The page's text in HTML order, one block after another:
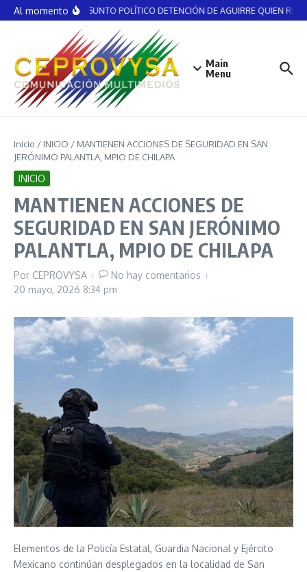
Saltar al contenido
Al momentoNO ES ASUNTO POLÍTICO DETENCIÓN DE AGUIRRE QUIEN
Main
Menu
Inicio / INICIO / MANTIENEN ACCIONES DE SEGURIDAD EN SAN
JERÓNIMO PALANTLA, MPIO DE CHILAPA
INICIO
MANTIENEN ACCIONES DE
SEGURIDAD EN SAN JERÓNIMO
PALANTLA, MPIO DE CHILAPA
Por CEPROVYSA
No hay comentarios
20 mayo, 2026 8:34 pm
Elementos de la Policía Estatal, Guardia Nacional y Ejército
Mexicano continúan desplegados en la localidad de San